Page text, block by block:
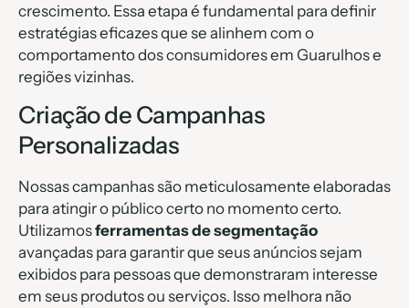
crescimento. Essa etapa é fundamental para definir
estratégias eficazes que se alinhem com o
comportamento dos consumidores em Guarulhos e
regiões vizinhas.
Criação de Campanhas
Personalizadas
Nossas campanhas são meticulosamente elaboradas
para atingir o público certo no momento certo.
Utilizamosferramentas de segmentação
avançadas para garantir que seus anúncios sejam
exibidos para pessoas que demonstraram interesse
em seus produtos ou serviços. Isso melhora não